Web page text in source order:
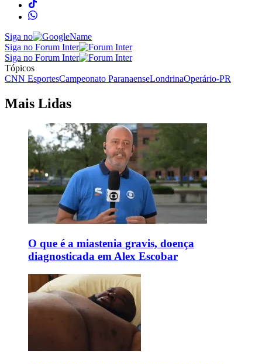
Siga no
Siga no Forum Inter
Siga no Forum Inter
Tópicos
CNN EsportesCampeonato ParanaenseLondrinaOperário-PR
Mais Lidas
O que é a miastenia gravis, doença
diagnosticada em Alex Escobar